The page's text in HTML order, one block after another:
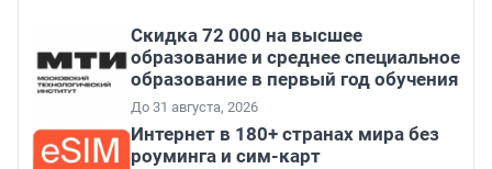
Скидка 72 000 на высшее
образование и среднее специальное
образование в первый год обучения
До 31 августа, 2026
Интернет в 180+ странах мира без
роуминга и сим-карт